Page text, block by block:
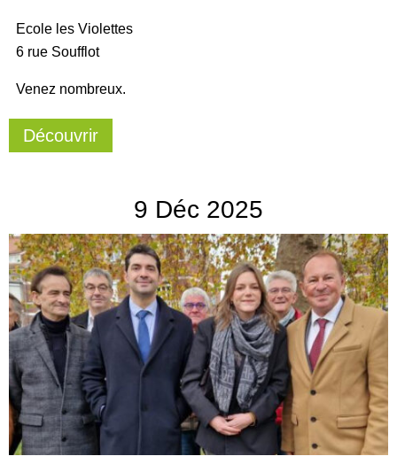
Ecole les Violettes
6 rue Soufflot
Venez nombreux.
Découvrir
9 Déc 2025